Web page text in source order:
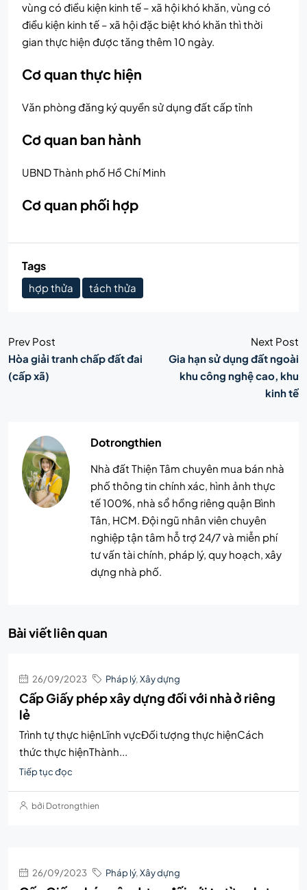
vùng có điều kiện kinh tế – xã hội khó khăn, vùng có
điều kiện kinh tế – xã hội đặc biệt khó khăn thì thời
gian thực hiện được tăng thêm 10 ngày.
Cơ quan thực hiện
Văn phòng đăng ký quyền sử dụng đất cấp tỉnh
Cơ quan ban hành
UBND Thành phố Hồ Chí Minh
Cơ quan phối hợp
Tags
hợp thửa tách thửa
Prev Post
Hòa giải tranh chấp đất đai
(cấp xã)
Next Post
Gia hạn sử dụng đất ngoài
khu công nghệ cao, khu
kinh tế
Dotrongthien
Nhà đất Thiện Tâm chuyên mua bán nhà
phố thông tin chính xác, hình ảnh thực
tế 100%, nhà sổ hồng riêng quận Bình
Tân, HCM. Đội ngũ nhân viên chuyên
nghiệp tận tâm hỗ trợ 24/7 và miễn phí
tư vấn tài chính, pháp lý, quy hoạch, xây
dựng nhà phố.
Bài viết liên quan
26/09/2023 Pháp lý,Xây dựng
Cấp Giấy phép xây dựng đối với nhà ở riêng
lẻ
Trình tự thực hiệnLĩnh vựcĐối tượng thực hiệnCách
thức thực hiệnThành...
Tiếp tục đọc
bởi Dotrongthien
26/09/2023 Pháp lý,Xây dựng